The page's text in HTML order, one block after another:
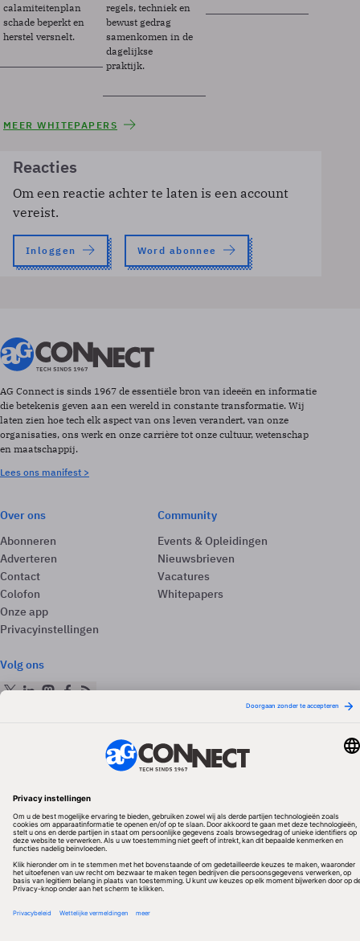
calamiteitenplan
schade beperkt en
herstel versnelt.
regels, techniek en
bewust gedrag
samenkomen in de
dagelijkse
praktijk.
MEER WHITEPAPERS
Reacties
Om een reactie achter te laten is een account
vereist.
Inloggen Word abonnee
AG Connect is sinds 1967 de essentiële bron van ideeën en informatie
die betekenis geven aan een wereld in constante transformatie. Wij
laten zien hoe tech elk aspect van ons leven verandert, van onze
organisaties, ons werk en onze carrière tot onze cultuur, wetenschap
en maatschappij.
Lees ons manifest >
Over ons
Abonneren
Adverteren
Contact
Colofon
Onze app
Privacyinstellingen
Community
Events & Opleidingen
Nieuwsbrieven
Vacatures
Whitepapers
Volg ons
Algemene Voorwaarden & Copyrights
Privacy & Cookies